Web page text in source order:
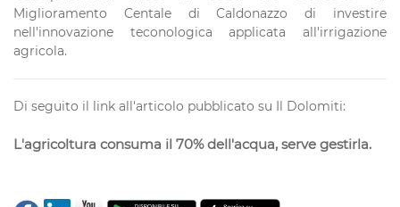
Miglioramento Centale di Caldonazzo di investire
nell'innovazione teconologica applicata all'irrigazione
agricola.
Di seguito il link all'articolo pubblicato su Il Dolomiti:
L'agricoltura consuma il 70% dell'acqua, serve gestirla.